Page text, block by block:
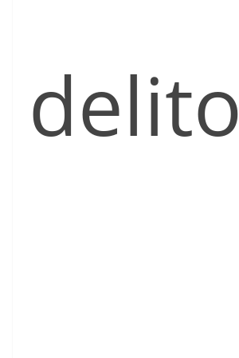
delito